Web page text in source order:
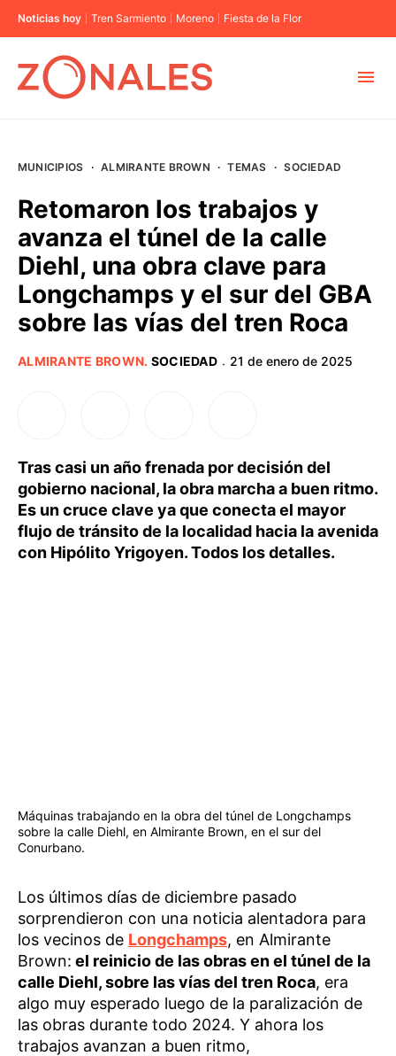
Noticias hoy Tren Sarmiento Moreno Fiesta de la Flor
BUENOS AIRES
PROVINCIAS
MUNICIPIOS · ALMIRANTE BROWN · TEMAS · SOCIEDAD
Retomaron los trabajos y
avanza el túnel de la calle
Diehl, una obra clave para
Longchamps y el sur del GBA
sobre las vías del tren Roca
ALMIRANTE BROWN. SOCIEDAD · 21 de enero de 2025
Tras casi un año frenada por decisión del
gobierno nacional, la obra marcha a buen ritmo.
Es un cruce clave ya que conecta el mayor
flujo de tránsito de la localidad hacia la avenida
con Hipólito Yrigoyen. Todos los detalles.
Máquinas trabajando en la obra del túnel de Longchamps
sobre la calle Diehl, en Almirante Brown, en el sur del
Conurbano.
Los últimos días de diciembre pasado
sorprendieron con una noticia alentadora para
los vecinos de Longchamps, en Almirante
Brown: el reinicio de las obras en el túnel de la
calle Diehl, sobre las vías del tren Roca, era
algo muy esperado luego de la paralización de
las obras durante todo 2024. Y ahora los
trabajos avanzan a buen ritmo,